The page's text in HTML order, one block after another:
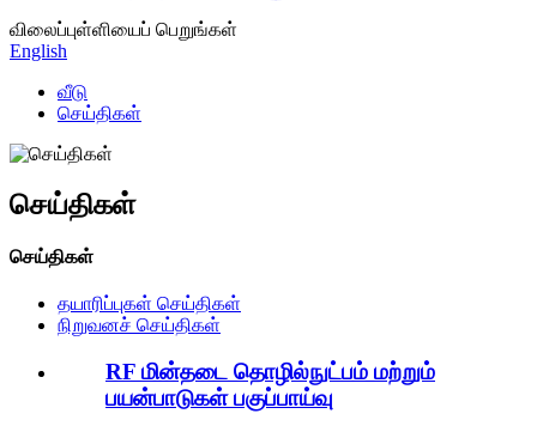
விலைப்புள்ளியைப் பெறுங்கள்
English
வீடு
செய்திகள்
செய்திகள்
செய்திகள்
தயாரிப்புகள் செய்திகள்
நிறுவனச் செய்திகள்
RF மின்தடை தொழில்நுட்பம் மற்றும்
பயன்பாடுகள் பகுப்பாய்வு